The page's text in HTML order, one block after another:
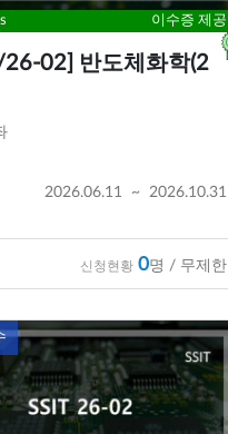
이수증 제공
26-02] 반도체화학(2
2026.06.11 ~ 2026.10.31
신청현황 0명 / 무제한